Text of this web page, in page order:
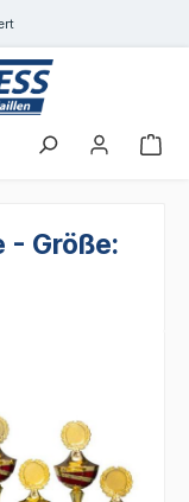
- Größe: